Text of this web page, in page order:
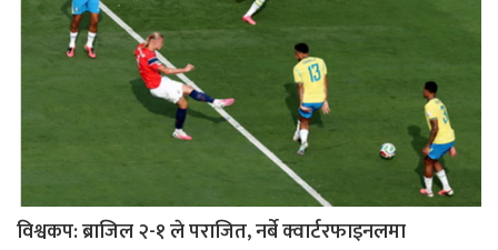
विश्वकप: ब्राजिल २-१ ले पराजित, नर्बे क्वार्टरफाइनलमा